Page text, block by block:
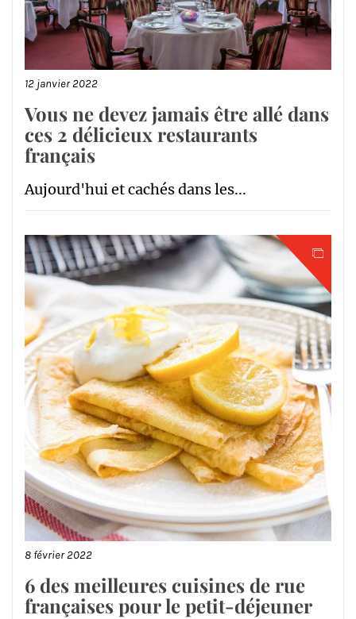
12 janvier 2022
Vous ne devez jamais être allé dans
ces 2 délicieux restaurants
français
Aujourd'hui et cachés dans les...
8 février 2022
6 des meilleures cuisines de rue
françaises pour le petit-déjeuner